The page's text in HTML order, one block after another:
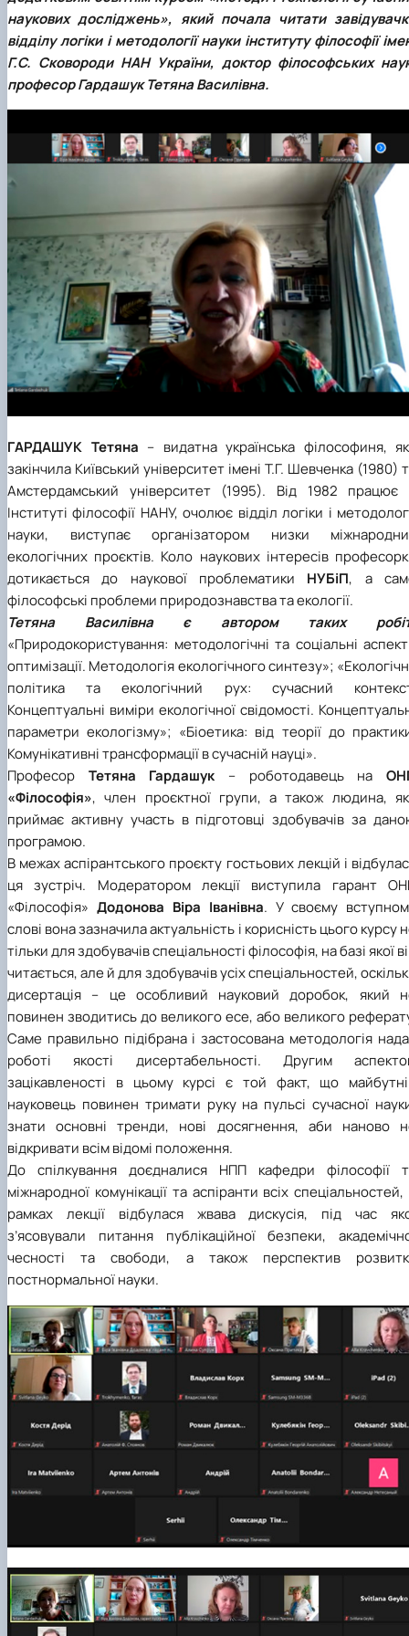
Науковий гурток «Філософські проблеми
міжособистісної та міжгрупової комунікаці…
Науковий гурток «Історія держави і права
України»
наукових досліджень», який почала читати
відділу логіки і методології науки інституту філософії
Г.С. Сковороди НАН України, доктор філософських
професор Гардашук Тетяна Василівна.
ГАРДАШУК Тетяна – видатна українська філософиня,
закінчила Київський університет імені Т.Г. Шевченка (1980)
Амстердамський університет (1995). Від 1982 працює
Інституті філософії НАНУ, очолює відділ логіки і
науки, виступає організатором низки
екологічних проєктів. Коло наукових інтересів
дотикається до наукової проблематики НУБіП, а
філософські проблеми природознавства та екології.
Тетяна Василівна є автором таких
«Природокористування: методологічні та соціальні
оптимізації. Методологія екологічного синтезу»;
політика та екологічний рух: сучасний
Концептуальні виміри екологічної свідомості.
параметри екологізму»; «Біоетика: від теорії до
Комунікативні трансформації в сучасній науці».
Професор Тетяна Гардашук – роботодавець на
«Філософія», член проєктної групи, а також людина,
приймає активну участь в підготовці здобувачів за
програмою.
В межах аспірантського проєкту гостьових лекцій і
ця зустріч. Модератором лекції виступила гарант
«Філософія» Додонова Віра Іванівна. У своєму
слові вона зазначила актуальність і корисність цього курсу
тільки для здобувачів спеціальності філософія, на базі якої
читається, але й для здобувачів усіх спеціальностей,
дисертація – це особливий науковий доробок, який
повинен зводитись до великого есе, або великого
Саме правильно підібрана і застосована методологія
роботі якості дисертабельності. Другим
зацікавленості в цьому курсі є той факт, що
науковець повинен тримати руку на пульсі сучасної
знати основні тренди, нові досягнення, аби наново
відкривати всім відомі положення.
До спілкування доєдналися НПП кафедри філософії
міжнародної комунікаціїта аспіранти всіх спеціальностей,
рамках лекції відбулася жвава дискусія, під час
з’ясовували питання публікаційної безпеки,
чесності та свободи, а також перспектив
постнормальної науки.